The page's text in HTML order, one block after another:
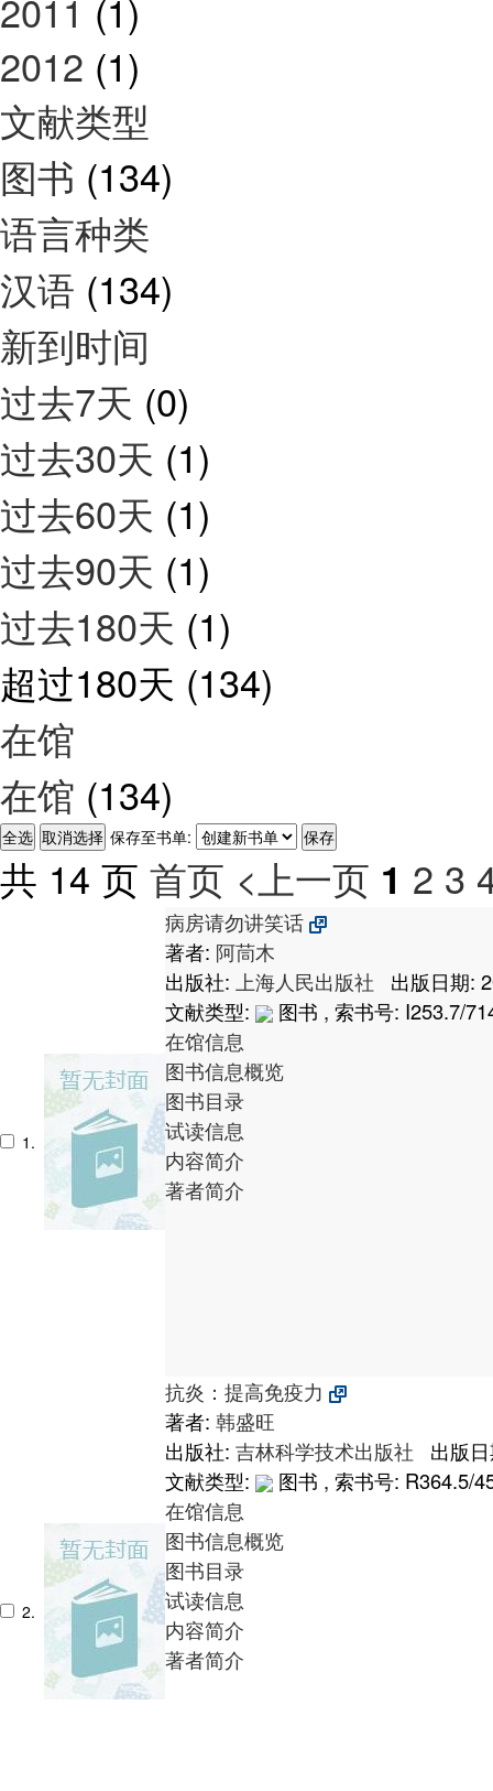
2011 (1)
2012 (1)
文献类型
图书 (134)
语言种类
汉语 (134)
新到时间
过去7天 (0)
过去30天 (1)
过去60天 (1)
过去90天 (1)
过去180天 (1)
超过180天 (134)
在馆
在馆 (134)
保存至书单:
共 14 页 首页 <上一页 1 2 3
1.
病房请勿讲笑话
著者: 阿茼木
出版社: 上海人民出版社
出版日期:
文献类型:
图书 , 索书号: I253.7/
在馆信息
图书信息概览
图书目录
试读信息
内容简介
著者简介
2.
抗炎：提高免疫力
著者: 韩盛旺
出版社: 吉林科学技术出版社
出版
文献类型:
图书 , 索书号: R364.5/
在馆信息
图书信息概览
图书目录
试读信息
内容简介
著者简介